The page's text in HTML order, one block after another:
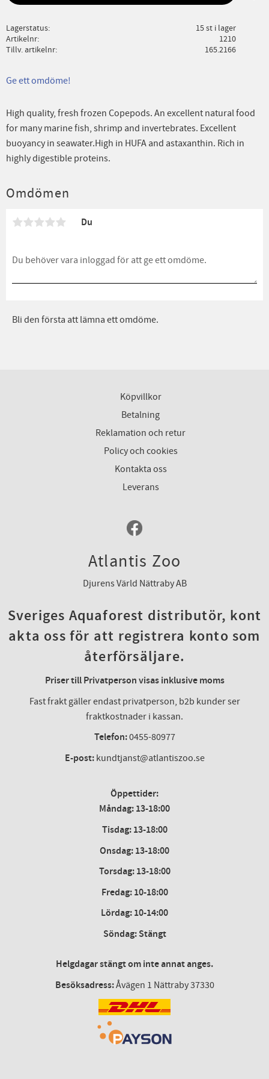
Lagerstatus
15 st i lager
Artikelnr
1210
Tillv. artikelnr
165.2166
Ge ett omdöme!
High quality, fresh frozen Copepods. An excellent natural food
for many marine fish, shrimp and invertebrates. Excellent
buoyancy in seawater.High in HUFA and astaxanthin. Rich in
highly digestible proteins.
Omdömen
Du
Bli den första att lämna ett omdöme.
Köpvillkor
Betalning
Reklamation och retur
Policy och cookies
Kontakta oss
Leverans
Atlantis Zoo
Djurens Värld Nättraby AB
Sveriges Aquaforest distributör, kont
akta oss för att registrera konto som
återförsäljare.
Priser till Privatperson visas inklusive moms
Fast frakt gäller endast privatperson, b2b kunder ser
fraktkostnader i kassan.
Telefon:0455-80977
E-post:kundtjanst@atlantiszoo.se
Öppettider:
Måndag: 13-18:00
Tisdag: 13-18:00
Onsdag:13-18:00
Torsdag:13-18:00
Fredag:10-18:00
Lördag: 10-14:00
Söndag: Stängt
Helgdagar stängt om inte annat anges.
Besöksadress:Åvägen 1 Nättraby 37330